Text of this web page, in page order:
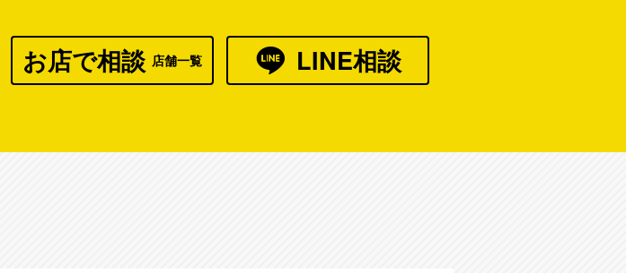
お店で相談 店舗一覧 LINE相談